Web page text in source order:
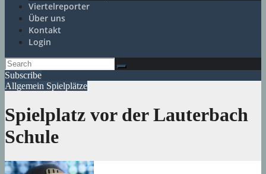
Viertelreporter
Über uns
Kontakt
Login
Subscribe
Allgemein Spielplätze
Spielplatz vor der Lauterbach
Schule